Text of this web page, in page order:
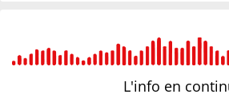
L'info en